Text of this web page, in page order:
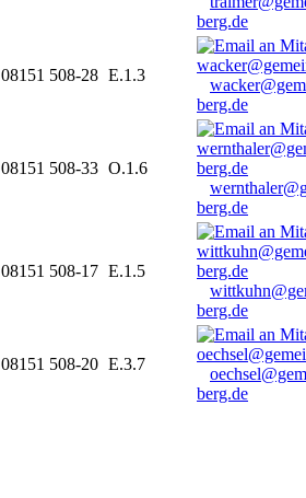
berg.de
08151 508-28 E.1.3
berg.de
08151 508-33 O.1.6
berg.de
08151 508-17 E.1.5
berg.de
08151 508-20 E.3.7
berg.de